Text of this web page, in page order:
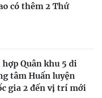
có thêm 2 Thứ
Quân khu 5 di
tâm Huấn luyện
gia 2 đến vị trí mới